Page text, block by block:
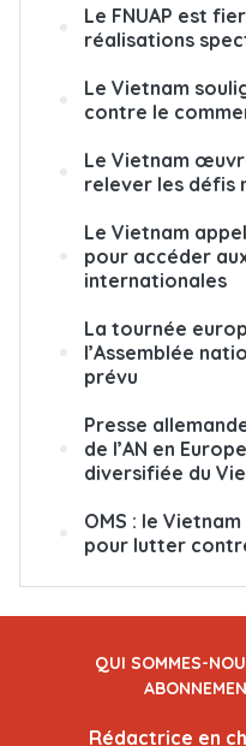
Le FNUAP est
réalisations
Le Vietnam
contre le
Le Vietnam
relever les défis
Le Vietnam
pour accéder
internationales
La tournée
l’Assemblée
prévu
Presse
de l’AN en
diversifiée du
OMS : le
pour lutter
QUI SOMMES-
Rédactrice en